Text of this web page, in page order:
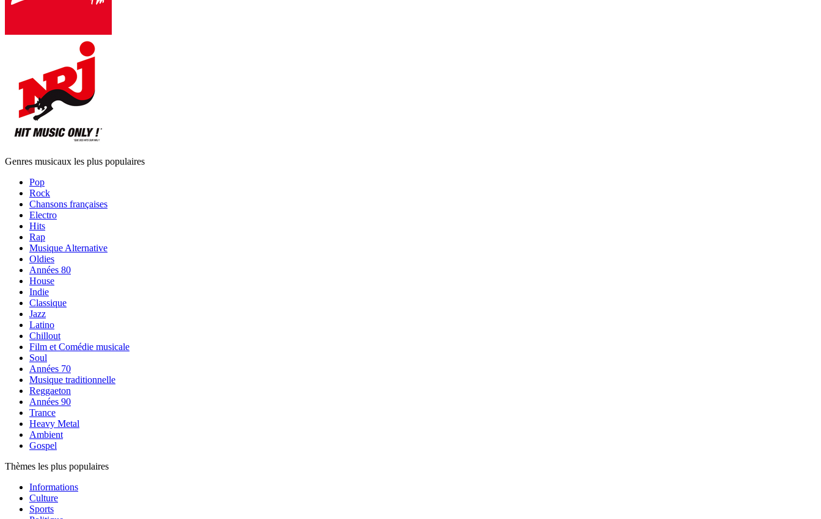
Genres musicaux les plus populaires
Pop
Rock
Chansons françaises
Electro
Hits
Rap
Musique Alternative
Oldies
Années 80
House
Indie
Classique
Jazz
Latino
Chillout
Film et Comédie musicale
Soul
Années 70
Musique traditionnelle
Reggaeton
Années 90
Trance
Heavy Metal
Ambient
Gospel
Thèmes les plus populaires
Informations
Culture
Sports